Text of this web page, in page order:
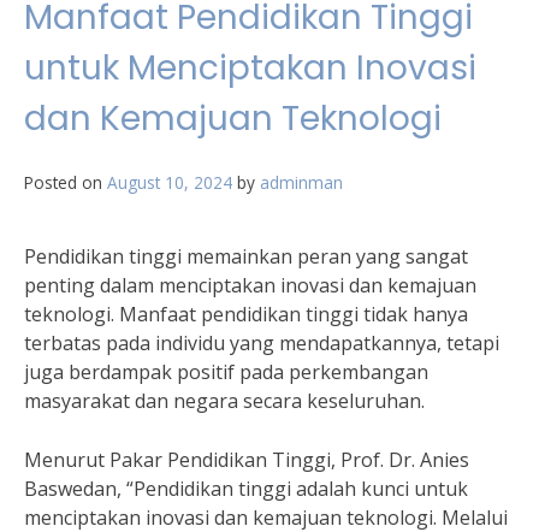
Manfaat Pendidikan Tinggi
untuk Menciptakan Inovasi
dan Kemajuan Teknologi
Posted on August 10, 2024 by adminman
Pendidikan tinggi memainkan peran yang sangat
penting dalam menciptakan inovasi dan kemajuan
teknologi. Manfaat pendidikan tinggi tidak hanya
terbatas pada individu yang mendapatkannya, tetapi
juga berdampak positif pada perkembangan
masyarakat dan negara secara keseluruhan.
Menurut Pakar Pendidikan Tinggi, Prof. Dr. Anies
Baswedan, “Pendidikan tinggi adalah kunci untuk
menciptakan inovasi dan kemajuan teknologi. Melalui